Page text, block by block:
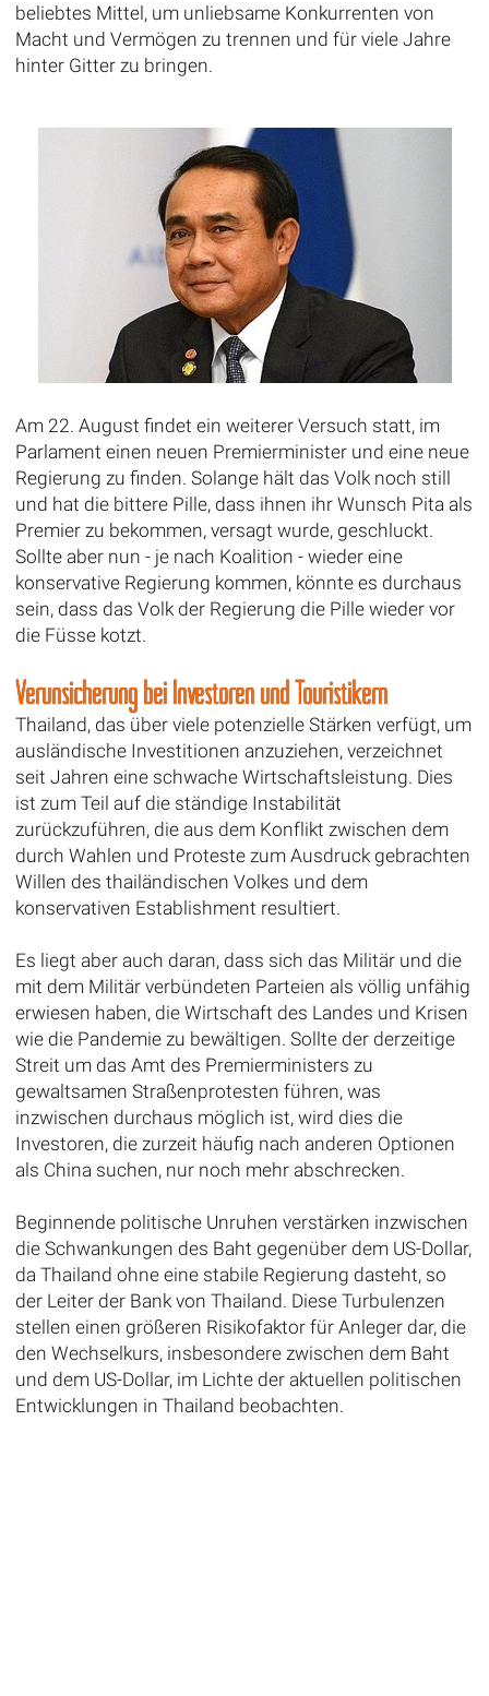
beliebtes Mittel, um unliebsame Konkurrenten von
Macht und Vermögen zu trennen und für viele Jahre
hinter Gitter zu bringen.
Am 22. August findet ein weiterer Versuch statt, im
Parlament einen neuen Premierminister und eine neue
Regierung zu finden. Solange hält das Volk noch still
und hat die bittere Pille, dass ihnen ihr Wunsch Pita als
Premier zu bekommen, versagt wurde, geschluckt.
Sollte aber nun - je nach Koalition - wieder eine
konservative Regierung kommen, könnte es durchaus
sein, dass das Volk der Regierung die Pille wieder vor
die Füsse kotzt.
Verunsicherung bei Investoren und Touristikern
Thailand, das über viele potenzielle Stärken verfügt, um
ausländische Investitionen anzuziehen, verzeichnet
seit Jahren eine schwache Wirtschaftsleistung. Dies
ist zum Teil auf die ständige Instabilität
zurückzuführen, die aus dem Konflikt zwischen dem
durch Wahlen und Proteste zum Ausdruck gebrachten
Willen des thailändischen Volkes und dem
konservativen Establishment resultiert.
Es liegt aber auch daran, dass sich das Militär und die
mit dem Militär verbündeten Parteien als völlig unfähig
erwiesen haben, die Wirtschaft des Landes und Krisen
wie die Pandemie zu bewältigen. Sollte der derzeitige
Streit um das Amt des Premierministers zu
gewaltsamen Straßenprotesten führen, was
inzwischen durchaus möglich ist, wird dies die
Investoren, die zurzeit häufig nach anderen Optionen
als China suchen, nur noch mehr abschrecken.
Beginnende politische Unruhen verstärken inzwischen
die Schwankungen des Baht gegenüber dem US-Dollar,
da Thailand ohne eine stabile Regierung dasteht, so
der Leiter der Bank von Thailand. Diese Turbulenzen
stellen einen größeren Risikofaktor für Anleger dar, die
den Wechselkurs, insbesondere zwischen dem Baht
und dem US-Dollar, im Lichte der aktuellen politischen
Entwicklungen in Thailand beobachten.